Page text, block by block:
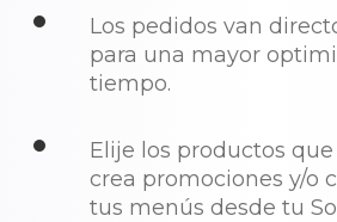
Los pedidos van
para una mayor
tiempo.
Elije los productos
crea promociones y/o
tus menús desde tu